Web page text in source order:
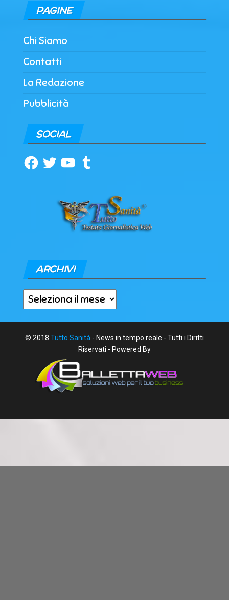
PAGINE
Chi Siamo
Contatti
La Redazione
Pubblicità
SOCIAL
Facebook
TwitterYouTubeTumblr
ARCHIVI
Archivi
© 2018 Tutto Sanità - News in tempo reale - Tutti i Diritti
Riservati - Powered By